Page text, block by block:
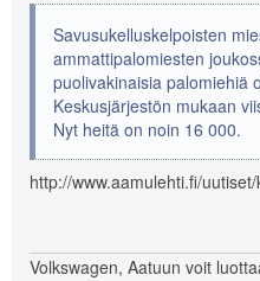
Savusukelluskelpoisten
ammattipalomiesten
puolivakinaisia palomiehiä
Keskusjärjestön mukaan
Nyt heitä on noin 16 000.
http://www.aamulehti.fi/
Volkswagen, Aatuun voit